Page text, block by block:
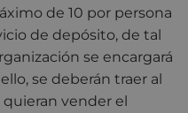
de 10 por persona
de depósito, de tal
se encargará
se deberán traer al
vender el